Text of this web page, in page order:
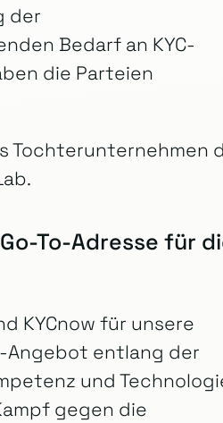
der
Bedarf an KYC-
die Parteien
Tochterunternehmen
To-Adresse für
KYCnow für unsere
Angebot entlang der
und
gegen die